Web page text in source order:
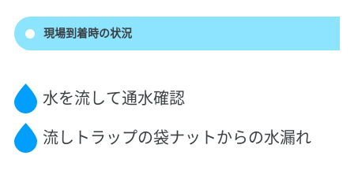
現場到着時の状況
水を流して通水確認
流しトラップの袋ナットからの水漏れ